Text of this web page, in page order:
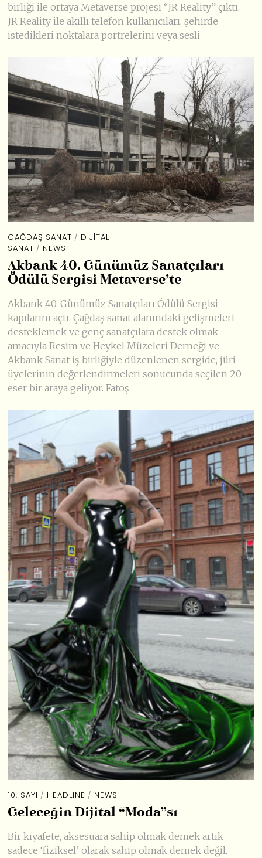
birliği ile ortaya Metaverse projesi “JR Reality” çıktı.
JR Reality ile akıllı telefon kullanıcıları, şehirde
istedikleri noktalara portrelerini veya sesli
ÇAĞDAŞ SANAT / DIJITAL
SANAT / NEWS
Akbank 40. Günümüz Sanatçıları
Ödülü Sergisi Metaverse’te
Akbank 40. Günümüz Sanatçıları Ödülü Sergisi
kapılarını açtı. Çağdaş sanat alanındaki gelişmeleri
desteklemek ve genç sanatçılara destek olmak
amacıyla Resim ve Heykel Müzeleri Derneği ve
Akbank Sanat iş birliğiyle düzenlenen sergide, jüri
üyelerinin değerlendirmeleri sonucunda seçilen 20
eser bir araya geliyor. Fatoş
10. SAYI / HEADLINE / NEWS
Geleceğin Dijital “Moda”sı
Bir kıyafete, aksesuara sahip olmak demek artık
sadece ‘fiziksel’ olarak sahip olmak demek değil.